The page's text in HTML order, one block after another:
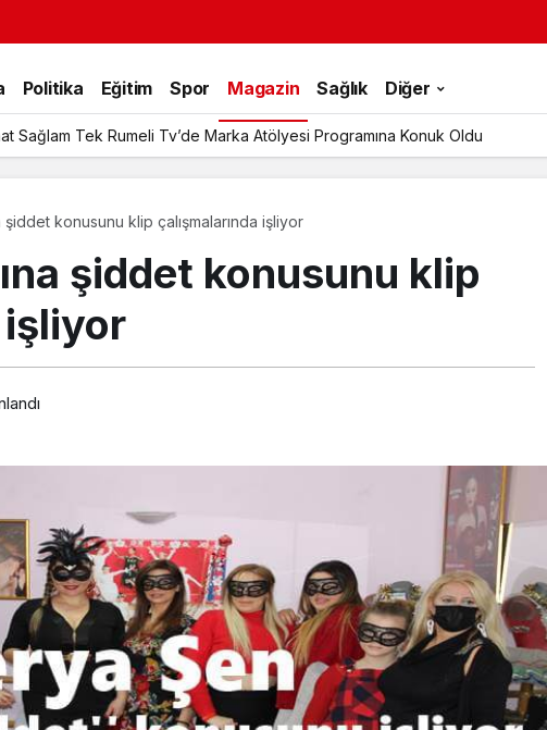
Politika Eğitim Spor Magazin Sağlık Diğer
Sağlam Tek Rumeli Tv’de Marka Atölyesi Programına Konuk Oldu
şiddet konusunu klip çalışmalarında işliyor
şiddet konusunu klip
işliyor